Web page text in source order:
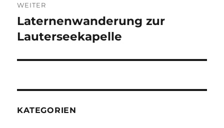
WEITER
Nächster
Beitrag:
Laternenwanderung zur
Lauterseekapelle
KATEGORIEN